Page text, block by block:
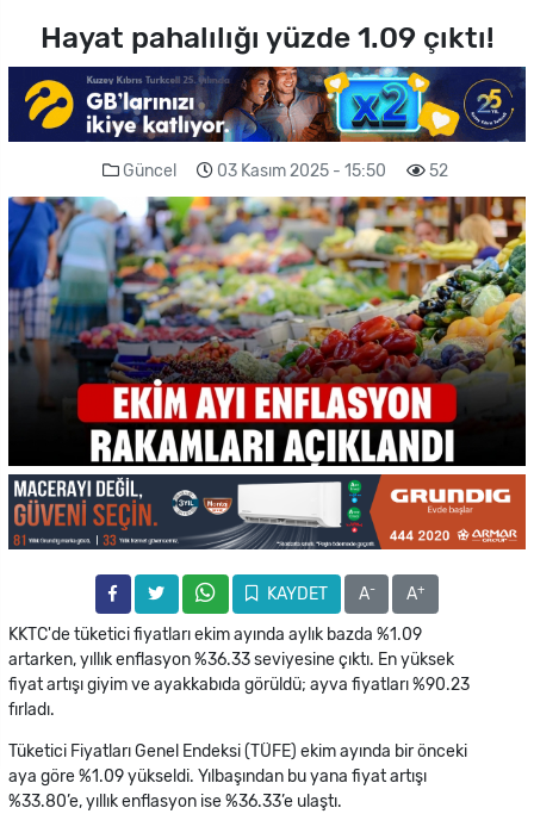
Hayat pahalılığı yüzde 1.09 çıktı!
Güncel 03 Kasım 2025 - 15:50 52
KAYDET A- A+
KKTC'de tüketici fiyatları ekim ayında aylık bazda %1.09
artarken, yıllık enflasyon %36.33 seviyesine çıktı. En yüksek
fiyat artışı giyim ve ayakkabıda görüldü; ayva fiyatları %90.23
fırladı.
Tüketici Fiyatları Genel Endeksi (TÜFE) ekim ayında bir önceki
aya göre %1.09 yükseldi. Yılbaşından bu yana fiyat artışı
%33.80’e, yıllık enflasyon ise %36.33’e ulaştı.